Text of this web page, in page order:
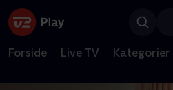
Forside Live TV Kategorier